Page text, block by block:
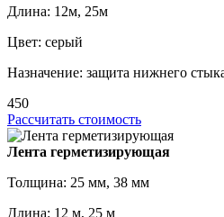
Длина: 12м, 25м
Цвет: серый
Назначение: защита нижнего
450
Рассчитать стоимость
Лента герметизирующая
Толщина: 25 мм, 38 мм
Длина: 12 м, 25 м